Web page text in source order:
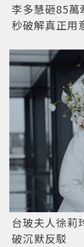
李多慧砸85
秒破解真正用
台玻夫人徐莉
破沉默反駁